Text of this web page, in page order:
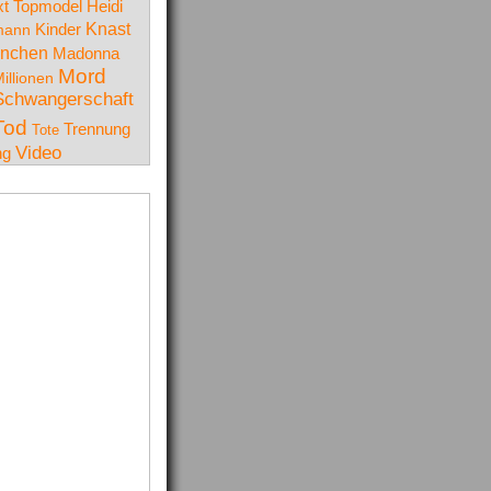
Topmodel Heidi
Kinder Knast
Madonna
Mord
Tote Trennung
Video